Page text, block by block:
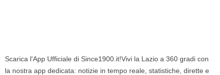
Scarica l'App Ufficiale di Since1900.it!Vivi la Lazio a 360 gradi con
la nostra app dedicata: notizie in tempo reale, statistiche, dirette e